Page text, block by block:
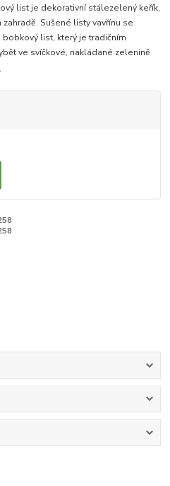
list je dekorativní stálezelený keřík,
Sušené listy vavřínu se
list, který je tradičním
ve svíčkové, nakládané zelenině